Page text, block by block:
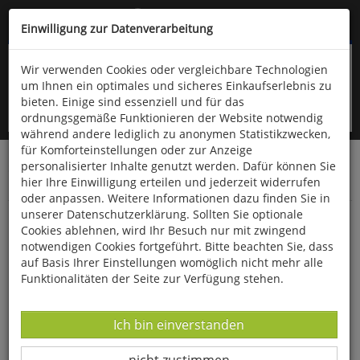
Kompletten Head der Seite überspringen
oder (06766) 9323-960
Startseite
Gesundheit & Wohlbefinden
Körperpflege-Artikel
Taschenklappspiegel
Einwilligung zur Datenverarbeitung
Wir verwenden Cookies oder vergleichbare Technologien
um Ihnen ein optimales und sicheres Einkaufserlebnis zu
bieten. Einige sind essenziell und für das
ordnungsgemäße Funktionieren der Website notwendig
während andere lediglich zu anonymen Statistikzwecken,
für Komforteinstellungen oder zur Anzeige
personalisierter Inhalte genutzt werden. Dafür können Sie
hier Ihre Einwilligung erteilen und jederzeit widerrufen
oder anpassen. Weitere Informationen dazu finden Sie in
unserer Datenschutzerklärung. Sollten Sie optionale
Cookies ablehnen, wird Ihr Besuch nur mit zwingend
notwendigen Cookies fortgeführt. Bitte beachten Sie, dass
auf Basis Ihrer Einstellungen womöglich nicht mehr alle
Funktionalitäten der Seite zur Verfügung stehen.
Datenverarbeitung -
Ich bin einverstanden